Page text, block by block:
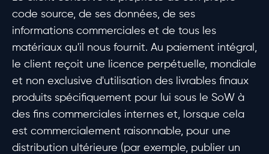
code source, de ses données, de ses
informations commerciales et de tous les
matériaux qu'il nous fournit. Au paiement intégral,
le client reçoit une licence perpétuelle, mondiale
et non exclusive d'utilisation des livrables finaux
produits spécifiquement pour lui sous le SoW à
des fins commerciales internes et, lorsque cela
est commercialement raisonnable, pour une
distribution ultérieure (par exemple, publier un